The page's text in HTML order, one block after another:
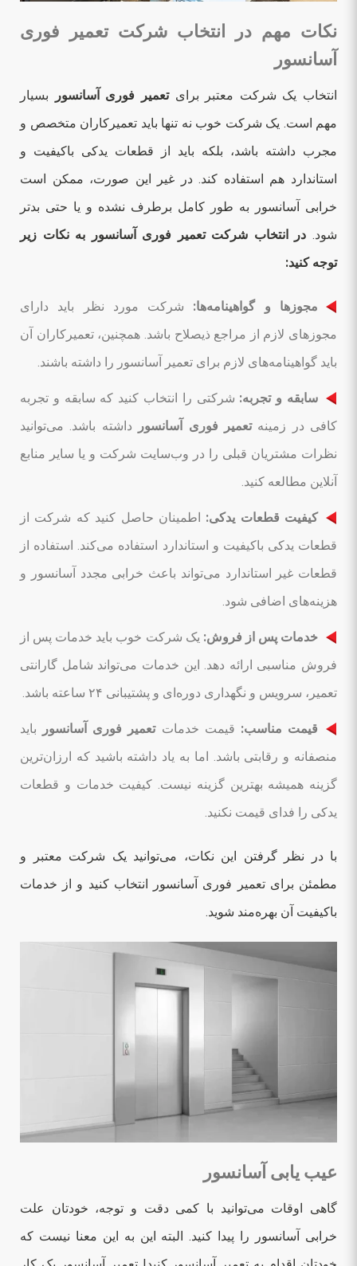
نکات مهم در انتخاب شرکت تعمیر فوری
آسانسور
انتخاب یک شرکت معتبر برایتعمیر فوری آسانسور
بسیار
مهم است. یک شرکت خوب نه تنها باید تعمیرکاران متخصص و
مجرب داشته باشد، بلکه باید از قطعات یدکی باکیفیت و
استاندارد هم استفاده کند. در غیر این صورت، ممکن است
خرابی آسانسور به طور کامل برطرف نشده و یا حتی بدتر
شود. در انتخاب شرکت تعمیر فوری آسانسور به نکات زیر
توجه کنید:
مجوزها و گواهینامه‌ها: شرکت مورد نظر باید دارای
مجوزهای لازم از مراجع ذیصلاح باشد. همچنین، تعمیرکاران آن
باید گواهینامه‌های لازم برای تعمیر آسانسور را داشته باشند.
سابقه و تجربه: شرکتی را انتخاب کنید که سابقه و تجربه
کافی در زمینهتعمیر فوری آسانسور
داشته باشد. می‌توانید
نظرات مشتریان قبلی را در وب‌سایت شرکت و یا سایر منابع
آنلاین مطالعه کنید.
کیفیت قطعات یدکی: اطمینان حاصل کنید که شرکت از
قطعات یدکی باکیفیت و استاندارد استفاده می‌کند. استفاده از
قطعات غیر استاندارد می‌تواند باعث خرابی مجدد آسانسور و
هزینه‌های اضافی شود.
خدمات پس از فروش: یک شرکت خوب باید خدمات پس از
فروش مناسبی ارائه دهد. این خدمات می‌تواند شامل گارانتی
تعمیر، سرویس و نگهداری دوره‌ای و پشتیبانی ۲۴ ساعته باشد.
قیمت مناسب: قیمت خدماتتعمیر فوری آسانسور
باید
منصفانه و رقابتی باشد. اما به یاد داشته باشید که ارزان‌ترین
گزینه همیشه بهترین گزینه نیست. کیفیت خدمات و قطعات
یدکی را فدای قیمت نکنید.
با در نظر گرفتن این نکات، می‌توانید یک شرکت معتبر و
مطمئن برای تعمیر فوری آسانسور انتخاب کنید و از خدمات
باکیفیت آن بهره‌مند شوید.
عیب یابی آسانسور
گاهی اوقات می‌توانید با کمی دقت و توجه، خودتان علت
خرابی آسانسور را پیدا کنید. البته این به این معنا نیست که